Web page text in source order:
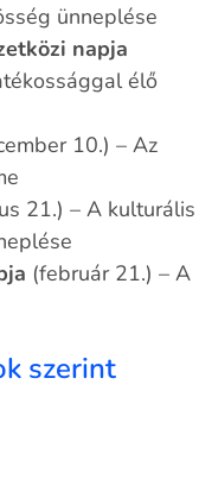
ünneplése
napja
élő
10.) – Az
21.) – A kulturális
(február 21.) – A
szerint